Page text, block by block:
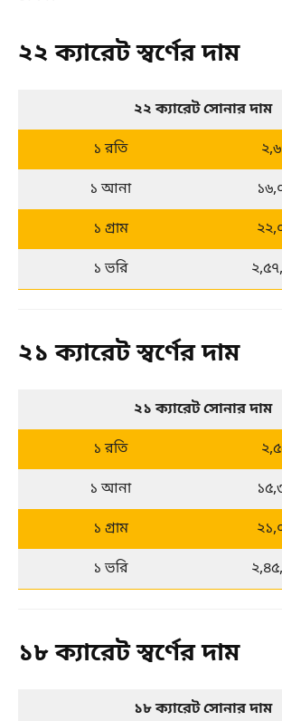
২২ ক্যারেট স্বর্ণের দাম
২২ ক্যারেট সোনার দাম
১ রতি
১ আনা
১ গ্রাম
১ ভরি
২১ ক্যারেট স্বর্ণের দাম
২১ ক্যারেট সোনার দাম
১ রতি
১ আনা
১ গ্রাম
১ ভরি
১৮ ক্যারেট স্বর্ণের দাম
১৮ ক্যারেট সোনার দাম